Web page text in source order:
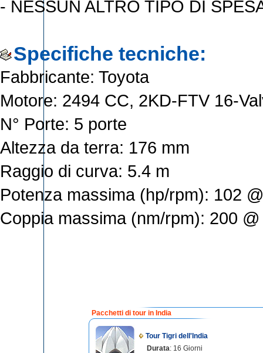
- NESSUN ALTRO TIPO DI
Specifiche tecniche:
Fabbricante: Toyota
Motore: 2494 CC, 2KD-FTV 16-
N° Porte: 5 porte
Altezza da terra: 176 mm
Raggio di curva: 5.4 m
Potenza massima (hp/rpm): 102
Coppia massima (nm/rpm): 200
Pacchetti di tour in India
Tour Tigri dell'India
Durata: 16 Giorni